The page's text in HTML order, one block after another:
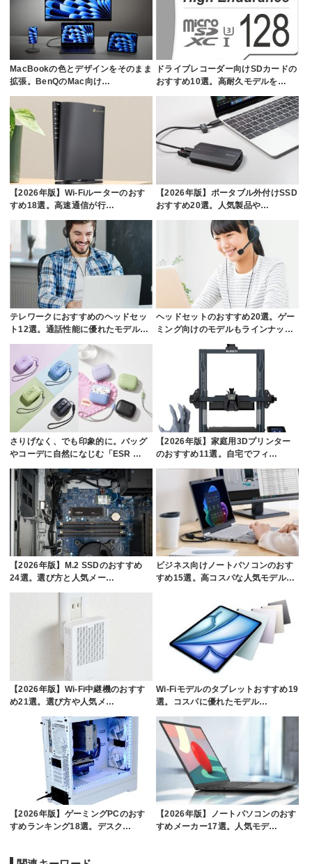
MacBookの色とデザインをそのまま
拡張。BenQのMac向け…
ドライブレコーダー向けSDカードの
おすすめ10選。高耐久モデルを…
【2026年版】Wi-Fiルーターのおす
すめ18選。高速通信が行…
【2026年版】ポータブル外付けSSD
おすすめ20選。人気製品や…
テレワークにおすすめのヘッドセッ
ト12選。通話性能に優れたモデル…
ヘッドセットのおすすめ20選。ゲー
ミング向けのモデルもラインナッ…
さりげなく、でも印象的に。バッグ
やコーデに自然になじむ「ESR …
【2026年版】家庭用3Dプリンター
のおすすめ11選。自宅でフィ…
【2026年版】M.2 SSDのおすすめ
24選。選び方と人気メー…
ビジネス向けノートパソコンのおす
すめ15選。高コスパな人気モデル…
【2026年版】Wi-Fi中継機のおすす
め21選。選び方や人気メ…
Wi-Fiモデルのタブレットおすすめ19
選。コスパに優れたモデル…
【2026年版】ゲーミングPCのおす
すめランキング18選。デスク…
【2026年版】ノートパソコンのおす
すめメーカー17選。人気モデ…